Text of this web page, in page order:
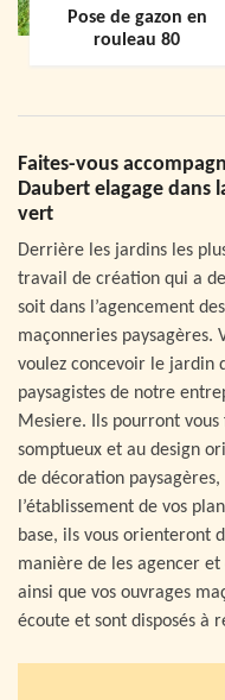
Pose de gazon en
rouleau 80
Faites-vous
Daubert elagage dans
vert
Derrière les jardins les
travail de création qui a
soit dans l’agencement
maçonneries paysagères.
voulez concevoir le jardin
paysagistes de notre
Mesiere. Ils pourront vous
somptueux et au design
de décoration
l’établissement de vos
base, ils vous orienteront
manière de les agencer
ainsi que vos ouvrages
écoute et sont disposés à